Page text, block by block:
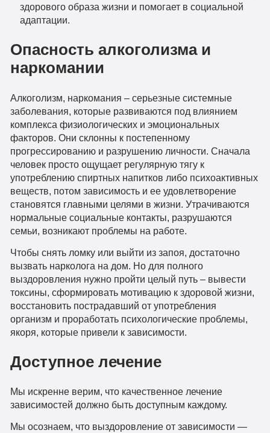
здорового образа жизни и помогает в социальной
адаптации.
Опасность алкоголизма и
наркомании
Алкоголизм, наркомания – серьезные системные
заболевания, которые развиваются под влиянием
комплекса физиологических и эмоциональных
факторов. Они склонны к постепенному
прогрессированию и разрушению личности. Сначала
человек просто ощущает регулярную тягу к
употреблению спиртных напитков либо психоактивных
веществ, потом зависимость и ее удовлетворение
становятся главными целями в жизни. Утрачиваются
нормальные социальные контакты, разрушаются
семьи, возникают проблемы на работе.
Чтобы снять ломку или выйти из запоя, достаточно
вызвать нарколога на дом. Но для полного
выздоровления нужно пройти целый путь – вывести
токсины, сформировать мотивацию к здоровой жизни,
восстановить пострадавший от употребления
организм и проработать психологические проблемы,
якоря, которые привели к зависимости.
Доступное лечение
Мы искренне верим, что качественное лечение
зависимостей должно быть доступным каждому.
Мы осознаем, что выздоровление от зависимости —